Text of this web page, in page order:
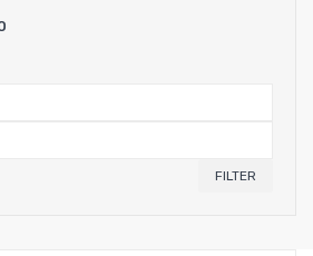
FILTER